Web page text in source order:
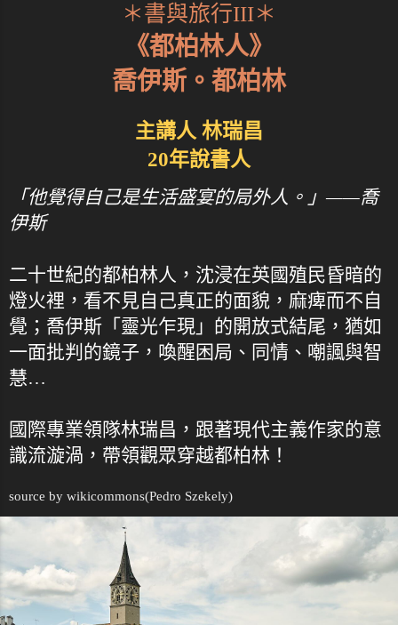
＊書與旅行III＊
《都柏林人》
喬伊斯。都柏林
主講人 林瑞昌
20年說書人
「他覺得自己是生活盛宴的局外人。」——喬
伊斯
二十世紀的都柏林人，沈浸在英國殖民昏暗的
燈火裡，看不見自己真正的面貌，麻痺而不自
覺；喬伊斯「靈光乍現」的開放式結尾，猶如
一面批判的鏡子，喚醒困局、同情、嘲諷與智
慧…
國際專業領隊林瑞昌，跟著現代主義作家的意
識流漩渦，帶領觀眾穿越都柏林！
source by wikicommons(Pedro Szekely)